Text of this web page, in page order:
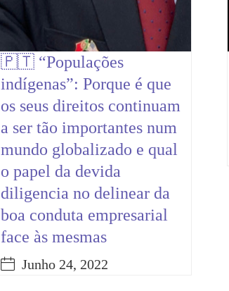
🇵🇹 “Populações
indígenas”: Porque é que
os seus direitos continuam
a ser tão importantes num
mundo globalizado e qual
o papel da devida
diligencia no delinear da
boa conduta empresarial
face às mesmas
Junho 24, 2022